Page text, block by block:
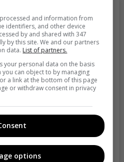
and information from
identifiers, and other device
by and shared with 347
by this site. We and our partners
data. List of partners.
your personal data on the basis
can object to by managing
a link at the bottom of this page
or withdraw consent in privacy
options